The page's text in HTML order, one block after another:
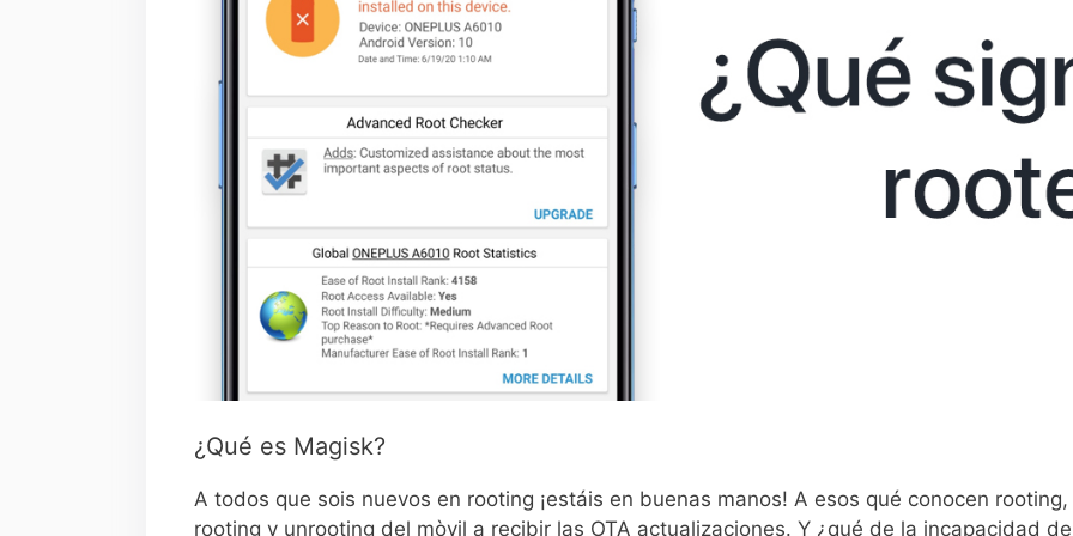
¿Qué es Magisk?
A todos que sois nuevos en rooting ¡estáis en buenas manos! A esos qué conocen
rooting y unrooting del mòvil a recibir las OTA actualizaciones. Y ¿qué de la incapacidad